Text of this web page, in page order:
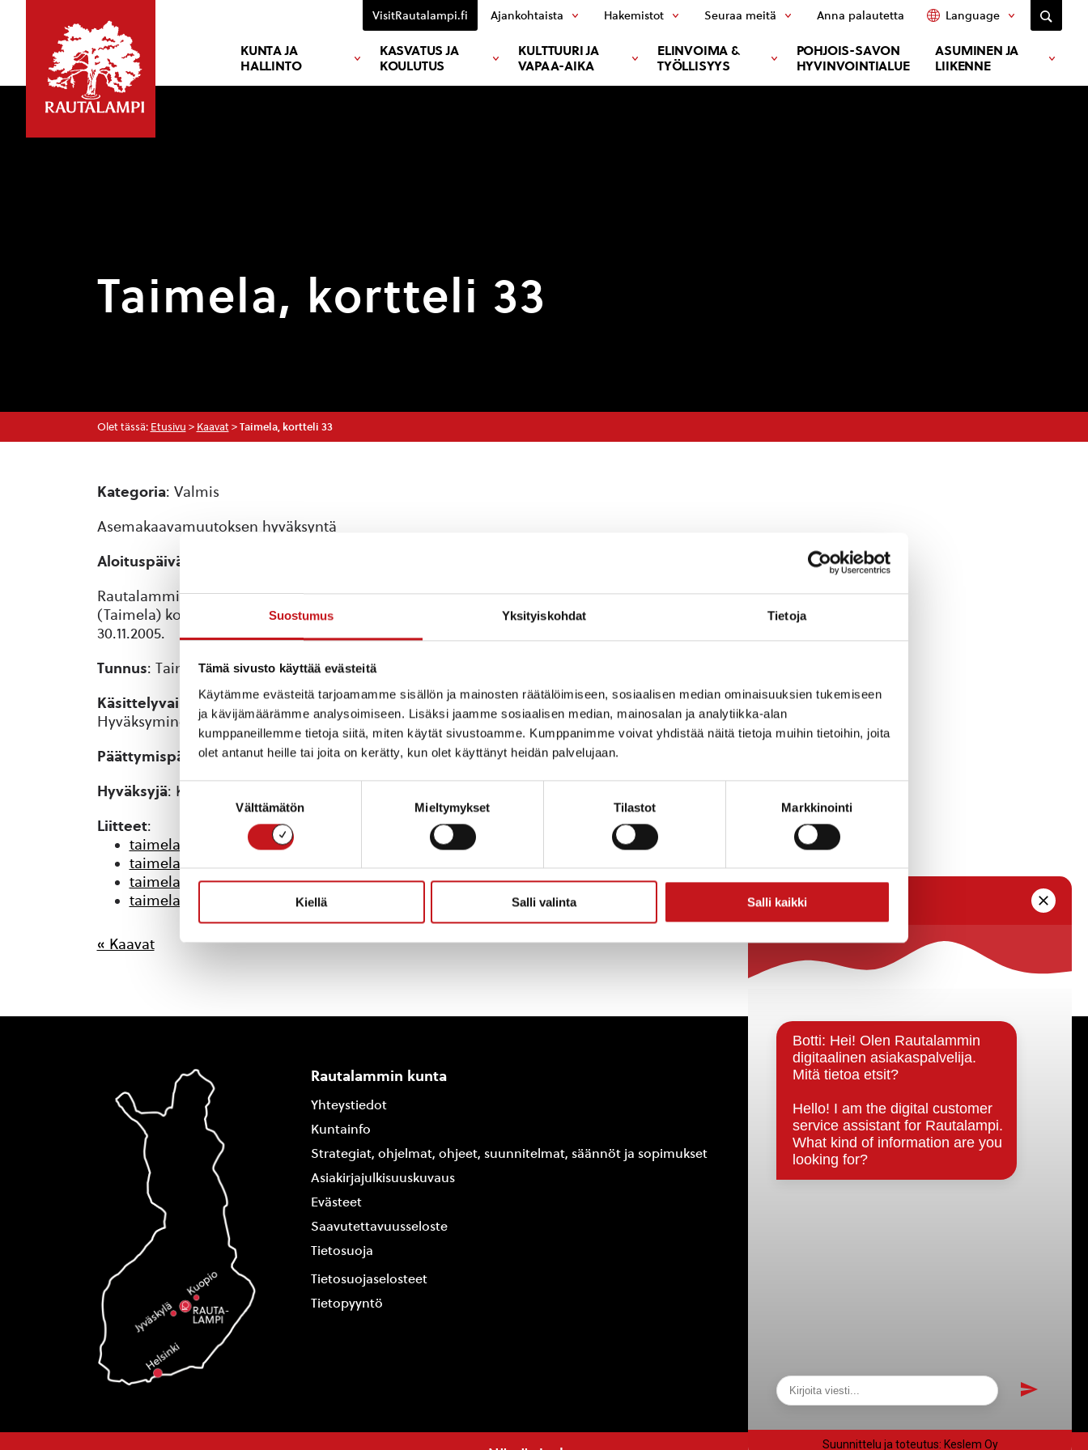
Suostumus Yksityiskohdat Tietoja
Tämä sivusto käyttää evästeitä
Käytämme evästeitä tarjoamamme sisällön ja mainosten räätälöimiseen, sosiaalisen median ominaisuuksien tukemiseen
ja kävijämäärämme analysoimiseen. Lisäksi jaamme sosiaalisen median, mainosalan ja analytiikka-alan
kumppaneillemme tietoja siitä, miten käytät sivustoamme. Kumppanimme voivat yhdistää näitä tietoja muihin tietoihin, joita
olet antanut heille tai joita on kerätty, kun olet käyttänyt heidän palvelujaan.
Suostumuksen
Välttämätön Mieltymykset Tilastot Markkinointi
Kiellä Salli valinta Salli kaikki
KUNTA JA
HALLINTO
KASVATUS JA
KOULUTUS
KULTTUURI JA
VAPAA-AIKA
ELINVOIMA &
TYÖLLISYYS
POHJOIS-SAVON
HYVINVOINTIALUE
ASUMINEN JA
LIIKENNE
VisitRautalampi.fi Ajankohtaista Hakemistot Seuraa meitä Anna palautetta Language
Taimela, kortteli 33
Olet tässä: Etusivu > Kaavat> Taimela, kortteli 33
Kategoria: Valmis
Asemakaavamuutoksen hyväksyntä
Aloituspäivämäärä
Rautalammin kunnanvaltuusto on kokouksessaan 25.10.2005 hyväksynyt korttelia 33
(Taimela) koskevan asemakaavan muutoksen. Päätös on tullut lainvoimaiseksi
30.11.2005.
Tunnus: Taimela, kortteli 33
Käsittelyvaiheet:
Hyväksyminen
Päättymispäivämäärä: 30.11.2005
Hyväksyjä: Kunnanhallitus
Liitteet:
taimela_selostus.pdf
taimela_oas.pdf
taimela_kaava.pdf
taimela_merkinnat.pdf
« Kaavat
Rautalammin kunta
Yhteystiedot
Kuntainfo
Strategiat, ohjelmat, ohjeet, suunnitelmat, säännöt ja sopimukset
Asiakirjajulkisuuskuvaus
Evästeet
Saavutettavuusseloste
Tietosuoja
Tietosuojaselosteet
Tietopyyntö
Päätöksenteko ja lähidemokratia
Päätökset, esityslistat & pöytäkirjat
Hallinto
Kunnanhallitus
Kunnanvaltuusto